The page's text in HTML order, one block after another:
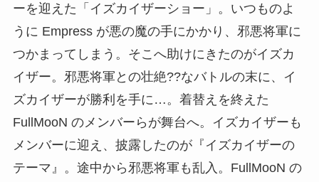
ーを迎えた「イズカイザーショー」。いつものよ
うに Empress が悪の魔の手にかかり、邪悪将軍に
つかまってしまう。そこへ助けにきたのがイズカ
イザー。邪悪将軍との壮絶??なバトルの末に、イ
ズカイザーが勝利を手に…。着替えを終えた
FullMooN のメンバーらが舞台へ。イズカイザーも
メンバーに迎え、披露したのが『イズカイザーの
テーマ』。途中から邪悪将軍も乱入。FullMooN の